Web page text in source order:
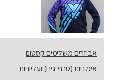
אביזרים משלימים קסטום
אימוניות (טרנינגים) ועליוניות